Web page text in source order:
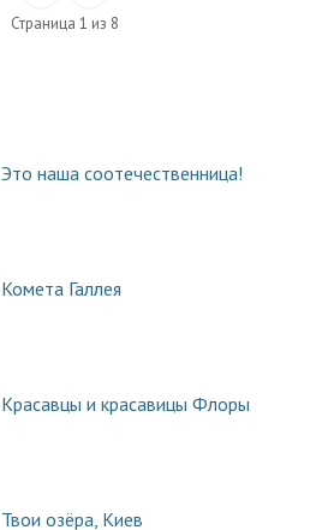
Страница 1 из 8
Это наша соотечественница!
Комета Галлея
Красавцы и красавицы Флоры
Твои озёра, Киев